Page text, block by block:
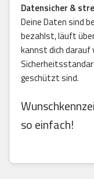
Datensicher &
Deine Daten sind
bezahlst, läuft
kannst dich
geschützt sind.
so einfach!